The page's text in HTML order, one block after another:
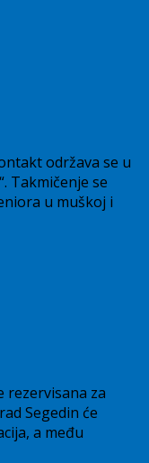
održava se u
Takmičenje se
u muškoj i
rezervisana za
Segedin će
a među